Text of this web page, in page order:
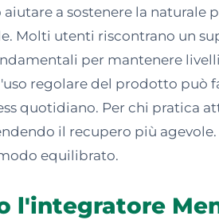
a sostenere la
Molti utenti riscontrano un
per mantenere
regolare del prodotto può
quotidiano. Per chi pratica
il recupero più
equilibrato.
l'integratore